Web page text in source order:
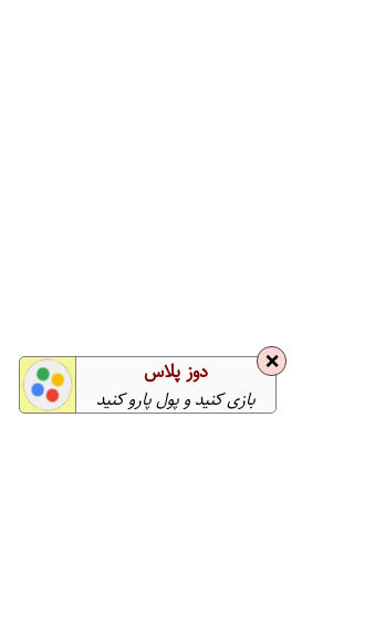
❌ دوز پلاس
بازی کنید و پول پارو کنید